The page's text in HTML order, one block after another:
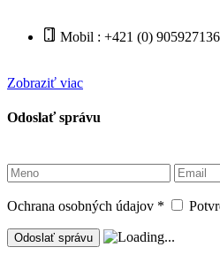
Mobil : +421 (0) 905927136
Zobraziť viac
Odoslať správu
Ochrana osobných údajov *